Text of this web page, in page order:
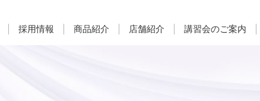
採用情報 商品紹介 店舗紹介 講習会のご案内